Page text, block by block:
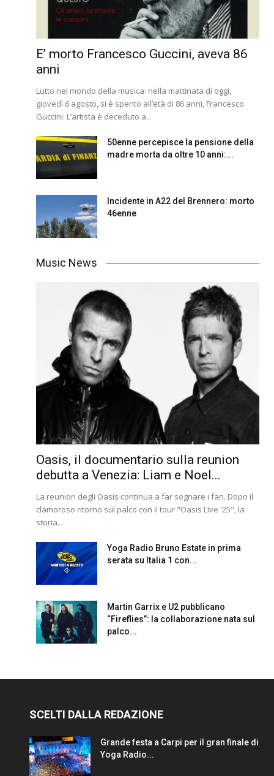
E’ morto Francesco Guccini, aveva 86
anni
Lutto nel mondo della musica: nella mattinata di oggi,
giovedì 6 agosto, si è spento all’età di 86 anni, Francesco
Guccini. L’artista è deceduto a...
50enne percepisce la pensione della
madre morta da oltre 10 anni:...
Incidente in A22 del Brennero: morto
46enne
Music News
Oasis, il documentario sulla reunion
debutta a Venezia: Liam e Noel...
La reunion degli Oasis continua a far sognare i fan. Dopo il
clamoroso ritorno sul palco con il tour "Oasis Live '25", la
storia...
Yoga Radio Bruno Estate in prima
serata su Italia 1 con...
Martin Garrix e U2 pubblicano
“Fireflies”: la collaborazione nata sul
palco...
SCELTI DALLA REDAZIONE
Grande festa a Carpi per il gran finale di
Yoga Radio...